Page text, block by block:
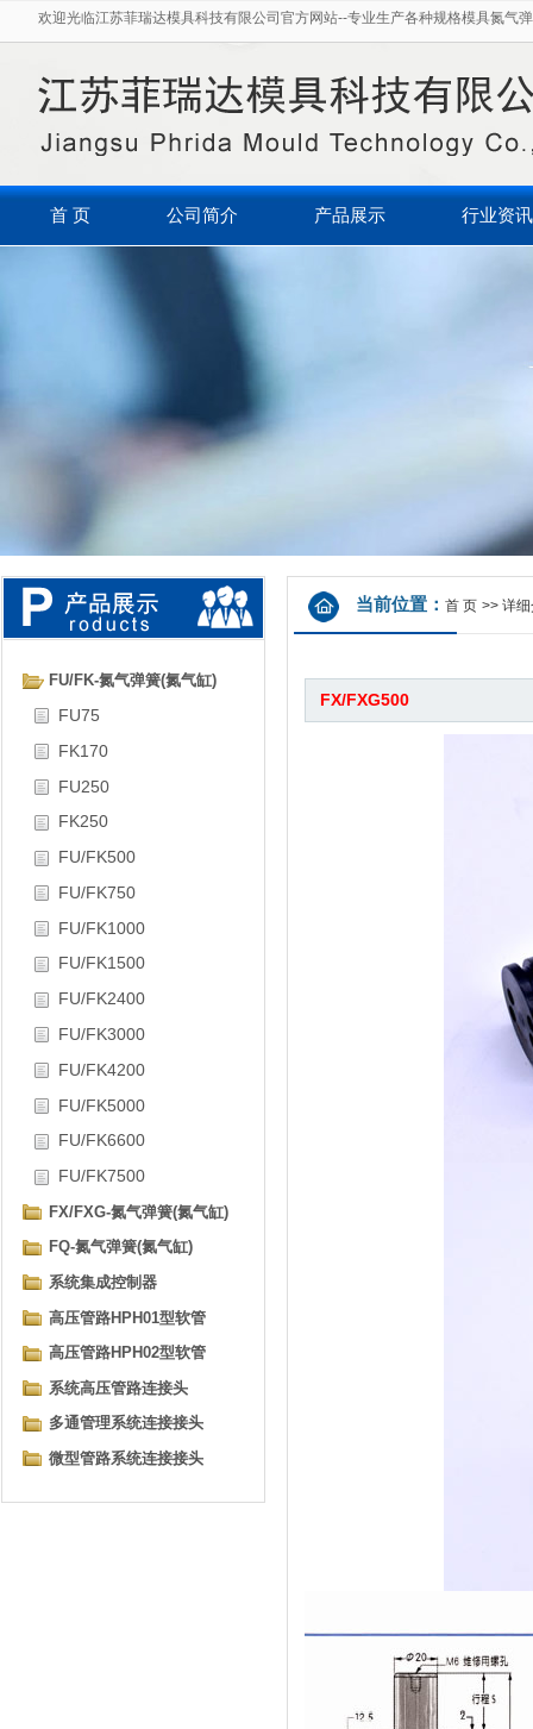
欢迎光临江苏菲瑞达模具科技有限公司官方网站--专业生产各种规格模具氮气
首 页 公司简介 产品展示 行业资讯
FU/FK-氮气弹簧(氮气缸)
FU75
FK170
FU250
FK250
FU/FK500
FU/FK750
FU/FK1000
FU/FK1500
FU/FK2400
FU/FK3000
FU/FK4200
FU/FK5000
FU/FK6600
FU/FK7500
FX/FXG-氮气弹簧(氮气缸)
FQ-氮气弹簧(氮气缸)
系统集成控制器
高压管路HPH01型软管
高压管路HPH02型软管
系统高压管路连接头
多通管理系统连接接头
微型管路系统连接接头
当前位置： 首 页 >> 详
FX/FXG500